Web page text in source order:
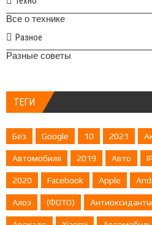
Все о технике
Разное
Разные советы
ТЕГИ
Без Google 10 2021
Автомобиля 2019 Авто
2020 Facebook Apple
Алоэ (ФОТО) Антиоксиданты